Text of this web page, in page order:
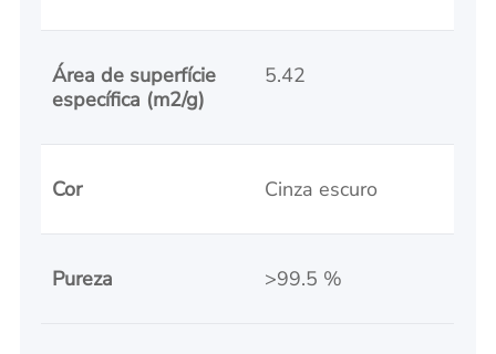
Área de superfície
específica (m2/g)
5.42
Cor Cinza escuro
Pureza >99.5 %